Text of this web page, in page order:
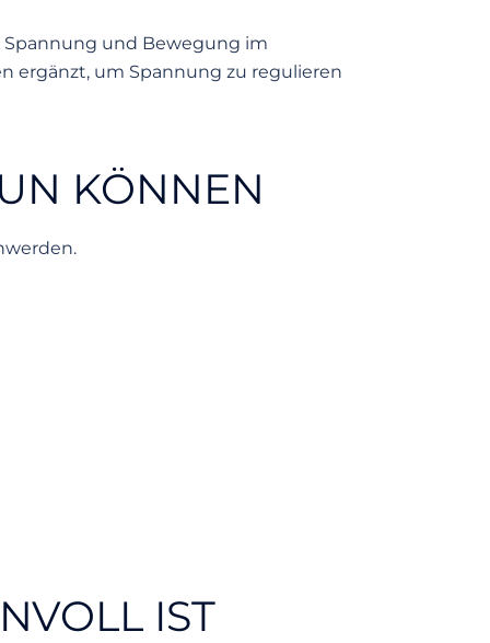
und Bewegung im
ergänzt, um Spannung zu regulieren
KÖNNEN
IST